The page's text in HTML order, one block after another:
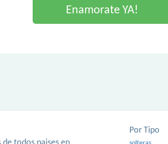
Enamorate YA!
Por Tipo